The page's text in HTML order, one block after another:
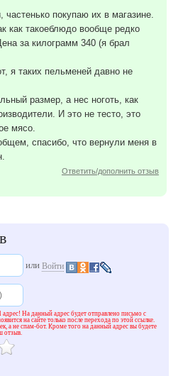
покупаю их в магазине.
как такоеблюдо вообще редко
за килограмм 340 (я брал
я таких пельменей давно не
размер, а нес ноготь, как
И это не тесто, это
мясо.
спасибо, что вернули меня в
Ответить/дополнить отзыв
или Войти
На данный адрес будет отправлено письмо с
на сайте только после перехода по этой ссылке.
а не спам-бот. Кроме того на данный адрес вы будете
отзыв.